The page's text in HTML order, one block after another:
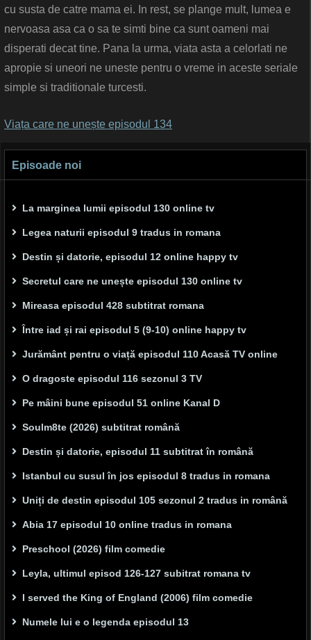
cu susta de catre mama ei. In rest, se plange mult, lumea e
nervoasa asa ca o sa te simti bine ca sunt oameni mai
disperati decat tine. Pana la urma, viata asta a celorlati ne
apropie si uneori ne uneste pentru o vreme in aceste seriale
simple si traditionale turcesti.
Viața care ne unește episodul 134
Episoade noi
La marginea lumii episodul 130 online tv
Legea naturii episodul 9 tradus in romana
Destin și datorie, episodul 12 online happy tv
Secretul care ne unește episodul 130 online tv
Mireasa episodul 428 subtitrat romana
Între iad și rai episodul 5 (9-10) online happy tv
Jurământ pentru o viață episodul 110 Acasă TV online
O dragoste episodul 116 sezonul 3 TV
Pe mâini bune episodul 51 online Kanal D
Soulm8te (2026) subtitrat română
Destin și datorie, episodul 11 subtitrat în română
Istanbul cu susul în jos episodul 8 tradus in romana
Uniți de destin episodul 105 sezonul 2 tradus in română
Abia 17 episodul 10 online tradus in romana
Preschool (2026) film comedie
Leyla, ultimul episod 126-127 subitrat romana tv
I served the King of England (2006) film comedie
Numele lui e o legenda episodul 13